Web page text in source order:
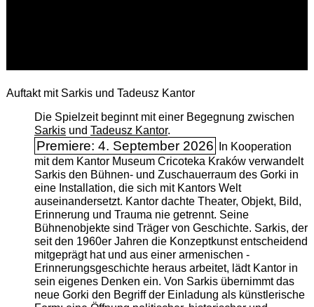
Auftakt mit Sarkis und Tadeusz Kantor
Die Spielzeit beginnt mit einer Begegnung zwischen
Sarkisund Tadeusz Kantor.
Premiere: 4. September 2026
In Kooperation
mit dem Kantor Museum Cricoteka Kraków verwandelt
Sarkis den Bühnen- und Zuschauerraum des Gorki in
eine Installation, die sich mit Kantors Welt
auseinandersetzt. Kantor dachte Theater, Objekt, Bild,
Erinnerung und Trauma nie getrennt. Seine
Bühnenobjekte sind Träger von Geschichte. Sarkis, der
seit den 1960er Jahren die Konzeptkunst entscheidend
mitgeprägt hat und aus einer armenischen ­
Erinnerungsgeschichte heraus arbeitet, lädt Kantor in
sein eigenes Denken ein. Von Sarkis übernimmt das
neue Gorki den Begriff der Einladung als künstlerische